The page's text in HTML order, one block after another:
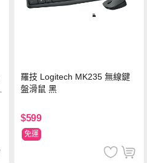
羅技 Logitech MK235 無線鍵
盤滑鼠 黑
$599
免運